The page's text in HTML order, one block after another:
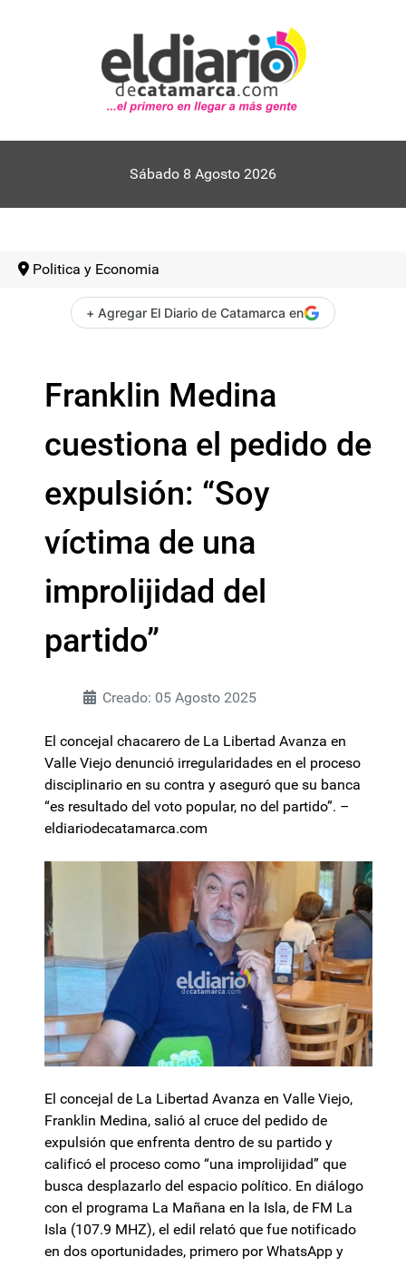
Sábado 8 Agosto 2026
Politica y Economia
+ Agregar El Diario de Catamarca en
Franklin Medina
cuestiona el pedido de
expulsión: “Soy
víctima de una
improlijidad del
partido”
Creado: 05 Agosto 2025
El concejal chacarero de La Libertad Avanza en
Valle Viejo denunció irregularidades en el proceso
disciplinario en su contra y aseguró que su banca
“es resultado del voto popular, no del partido”. –
eldiariodecatamarca.com
El concejal de La Libertad Avanza en Valle Viejo,
Franklin Medina, salió al cruce del pedido de
expulsión que enfrenta dentro de su partido y
calificó el proceso como “una improlijidad” que
busca desplazarlo del espacio político. En diálogo
con el programa La Mañana en la Isla, de FM La
Isla (107.9 MHZ), el edil relató que fue notificado
en dos oportunidades, primero por WhatsApp y